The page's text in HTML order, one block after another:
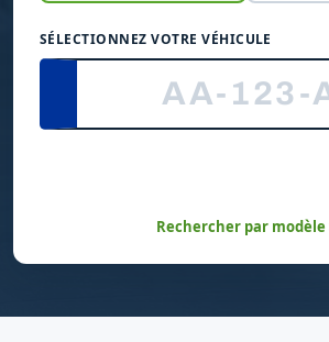
SÉLECTIONNEZ VOTRE VÉHICULE
Rechercher par modèle